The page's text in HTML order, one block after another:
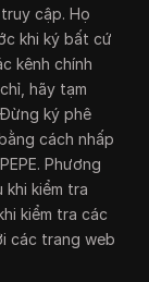
cập. Họ
khi ký bất cứ
kênh chính
hãy tạm
ký phê
cách nhấp
Phương
kiểm tra
kiểm tra các
các trang web